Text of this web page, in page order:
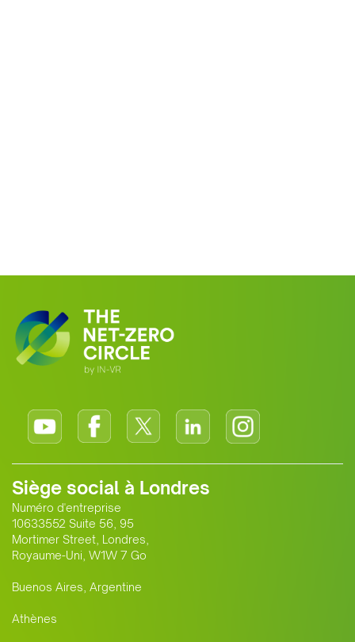
Siège social à Londres
Numéro d'entreprise
10633552 Suite 56, 95
Mortimer Street, Londres,
Royaume-Uni, W1W 7 Go
Buenos Aires, Argentine
Athènes